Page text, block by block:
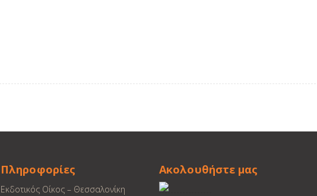
Πληροφορίες
Εκδοτικός Οίκος – Θεσσαλονίκη
Ακολουθήστε μας